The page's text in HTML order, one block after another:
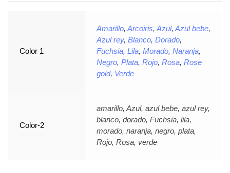
Color 1
Amarillo, Arcoiris, Azul, Azul bebe,
Azul rey, Blanco, Dorado,
Fuchsia, Lila, Morado, Naranja,
Negro, Plata, Rojo, Rosa, Rose
gold, Verde
Color-2
amarillo, Azul, azul bebe, azul rey,
blanco, dorado, Fuchsia, lila,
morado, naranja, negro, plata,
Rojo, Rosa, verde